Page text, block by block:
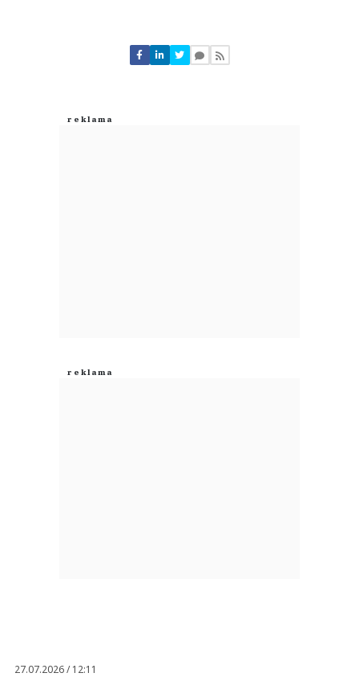
Nie znaleziono komentarzy
Zostaw swoje komentarze
27.07.2026 / 12:11